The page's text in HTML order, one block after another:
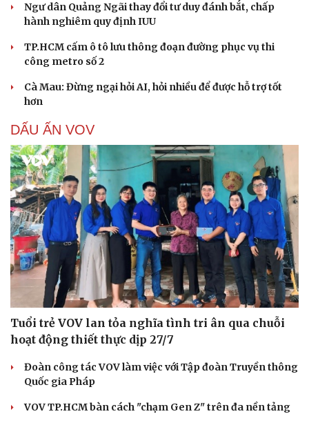
Cải chính
Ngư dân Quảng Ngãi thay đổi tư duy đánh bắt, chấp
hành nghiêm quy định IUU
TP.HCM cấm ô tô lưu thông đoạn đường phục vụ thi
công metro số 2
Cà Mau: Đừng ngại hỏi AI, hỏi nhiều để được hỗ trợ tốt
hơn
DẤU ẤN VOV
Tuổi trẻ VOV lan tỏa nghĩa tình tri ân qua chuỗi
hoạt động thiết thực dịp 27/7
Đoàn công tác VOV làm việc với Tập đoàn Truyền thông
Quốc gia Pháp
VOV TP.HCM bàn cách "chạm Gen Z" trên đa nền tảng